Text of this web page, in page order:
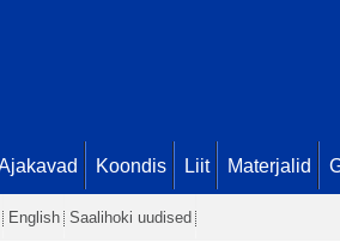
Koondis Liit Materjalid
English Saalihoki uudised